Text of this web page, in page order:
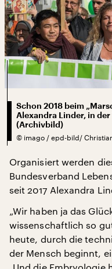
Schon 2018 beim
Alexandra Linder, in der
(Archivbild)
© imago / epd-bild/
Organisiert werden
Bundesverband
seit 2017 Alexandra
„Wir haben ja das
wissenschaftlich so
heute, durch die
der Mensch beginnt,